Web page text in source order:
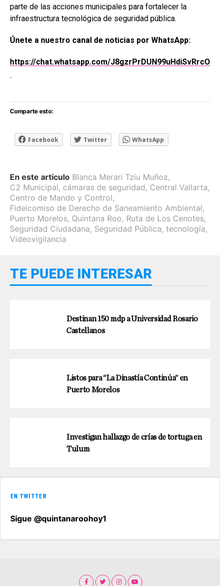
parte de las acciones municipales para fortalecer la
infraestructura tecnológica de seguridad pública.
Únete a nuestro canal de noticias por WhatsApp:
https://chat.whatsapp.com/J8gzrPrDUN99uHdiSvRrcO
Comparte esto:
Facebook Twitter WhatsApp
En este artículo Blanca Merari Tziu Muñoz,
C2 Municipal, cámaras de seguridad, Central Vallarta,
Centro de Mando y Control,
Fideicomiso de Derecho de Saneamiento Ambiental,
Puerto Morelos, Quintana Roo, Ruta de Los Cenotes,
Seguridad Ciudadana, Seguridad Pública, tecnología,
Videovigilancia
TE PUEDE INTERESAR
Destinan 150 mdp a Universidad Rosario
Castellanos
Listos para “La Dinastía Continúa” en
Puerto Morelos
Investigan hallazgo de crías de tortuga en
Tulum
EN TWITTER
Sigue @quintanaroohoy1